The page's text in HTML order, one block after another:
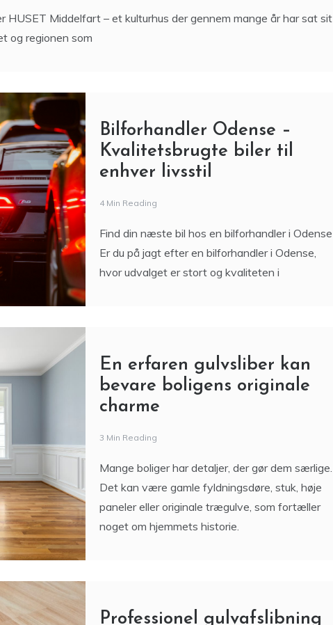
HUSET Middelfart – et kulturhus der gennem mange år har sat sit
og regionen som
Bilforhandler Odense –
Kvalitetsbrugte biler til
enhver livsstil
4 Min Reading
Find din næste bil hos en bilforhandler i Odense
Er du på jagt efter en bilforhandler i Odense,
hvor udvalget er stort og kvaliteten i
En erfaren gulvsliber kan
bevare boligens originale
charme
3 Min Reading
Mange boliger har detaljer, der gør dem særlige.
Det kan være gamle fyldningsdøre, stuk, høje
paneler eller originale trægulve, som fortæller
noget om hjemmets historie.
Professionel gulvafslibning